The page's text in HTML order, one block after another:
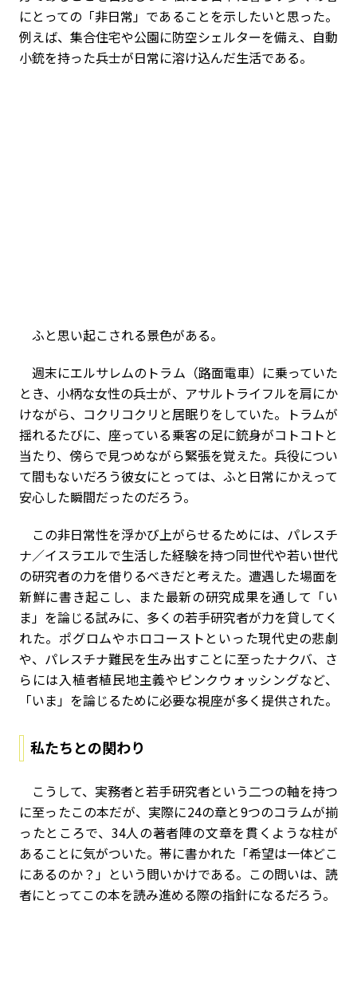
にとっての「非日常」であることを示したいと思った。
例えば、集合住宅や公園に防空シェルターを備え、自動
小銃を持った兵士が日常に溶け込んだ生活である。
ふと思い起こされる景色がある。
週末にエルサレムのトラム（路面電車）に乗っていた
とき、小柄な女性の兵士が、アサルトライフルを肩にか
けながら、コクリコクリと居眠りをしていた。トラムが
揺れるたびに、座っている乗客の足に銃身がコトコトと
当たり、傍らで見つめながら緊張を覚えた。兵役につい
て間もないだろう彼女にとっては、ふと日常にかえって
安心した瞬間だったのだろう。
この非日常性を浮かび上がらせるためには、パレスチ
ナ／イスラエルで生活した経験を持つ同世代や若い世代
の研究者の力を借りるべきだと考えた。遭遇した場面を
新鮮に書き起こし、また最新の研究成果を通して「い
ま」を論じる試みに、多くの若手研究者が力を貸してく
れた。ポグロムやホロコーストといった現代史の悲劇
や、パレスチナ難民を生み出すことに至ったナクバ、さ
らには入植者植民地主義やピンクウォッシングなど、
「いま」を論じるために必要な視座が多く提供された。
私たちとの関わり
こうして、実務者と若手研究者という二つの軸を持つ
に至ったこの本だが、実際に24の章と9つのコラムが揃
ったところで、34人の著者陣の文章を貫くような柱が
あることに気がついた。帯に書かれた「希望は一体どこ
にあるのか？」という問いかけである。この問いは、読
者にとってこの本を読み進める際の指針になるだろう。